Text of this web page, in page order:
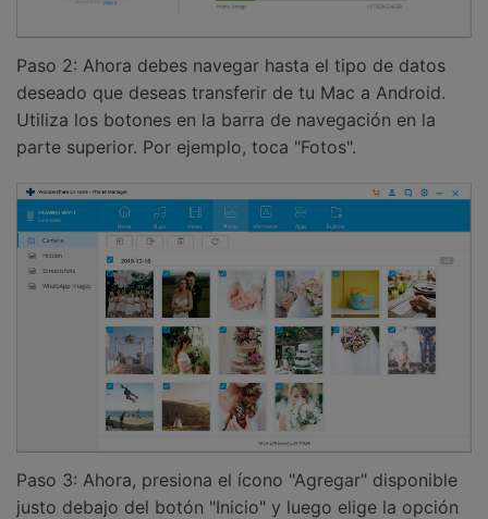
Paso 2: Ahora debes navegar hasta el tipo de datos
deseado que deseas transferir de tu Mac a Android.
Utiliza los botones en la barra de navegación en la
parte superior. Por ejemplo, toca "Fotos".
Paso 3: Ahora, presiona el ícono "Agregar" disponible
justo debajo del botón "Inicio" y luego elige la opción